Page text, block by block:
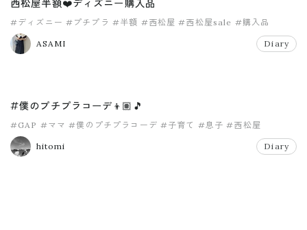
西松屋半額❤️ディズニー購入品
#ディズニー #プチプラ #半額 #西松屋 #西松屋sale #購入品
ASAMI Diary
#僕のプチプラコーデ👦🏽🎵
#GAP #ママ #僕のプチプラコーデ #子育て #息子 #西松屋
hitomi Diary